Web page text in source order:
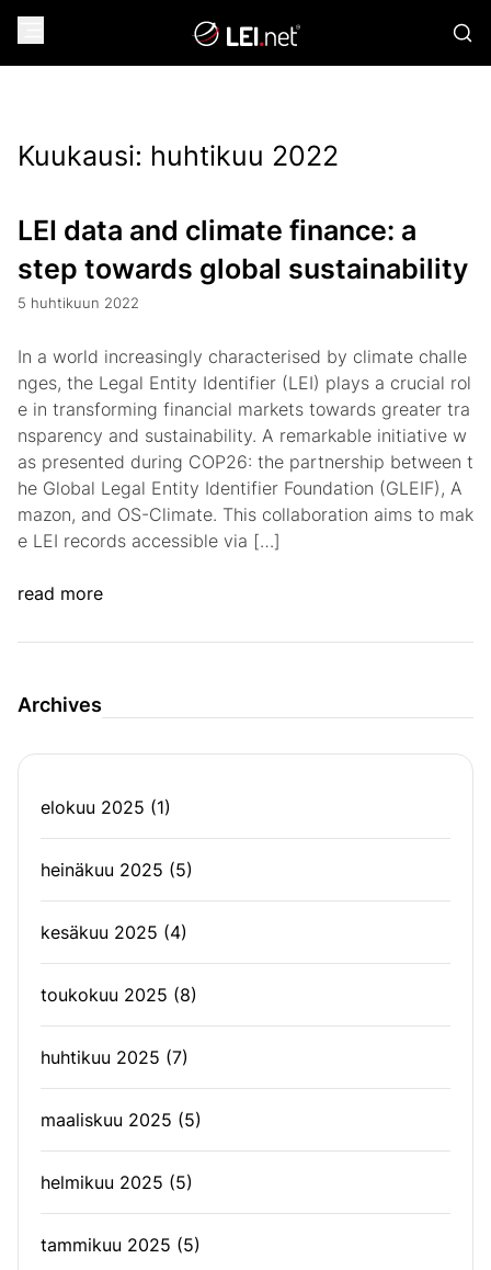
Kuukausi: huhtikuu 2022
LEI data and climate finance: a
step towards global sustainability
5 huhtikuun 2022
In a world increasingly characterised by climate challe
nges, the Legal Entity Identifier (LEI) plays a crucial rol
e in transforming financial markets towards greater tra
nsparency and sustainability. A remarkable initiative w
as presented during COP26: the partnership between t
he Global Legal Entity Identifier Foundation (GLEIF), A
mazon, and OS-Climate. This collaboration aims to mak
e LEI records accessible via […]
read more
Archives
elokuu 2025 (1)
heinäkuu 2025 (5)
kesäkuu 2025 (4)
toukokuu 2025 (8)
huhtikuu 2025 (7)
maaliskuu 2025 (5)
helmikuu 2025 (5)
tammikuu 2025 (5)